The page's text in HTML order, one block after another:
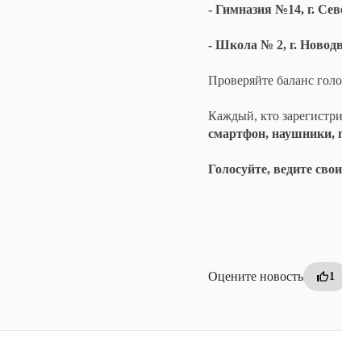
- Гимназия №14, г.
- Школа № 2, г.
Проверяйте баланс
Каждый, кто
смартфон, наушники,
Голосуйте, ведите
Оцените новость 1